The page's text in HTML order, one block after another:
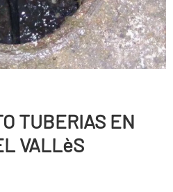
TUBERIAS EN
VALLèS